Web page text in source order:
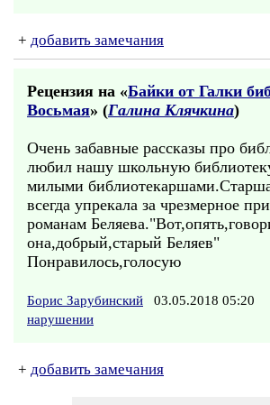
+ добавить замечания
Рецензия на «Байки от Галки
Восьмая» (Галина Клячкина)
Очень забавные рассказы про
любил нашу школьную
милыми
всегда упрекала за чрезмерное
романам
она,добрый,старый Беляев"
Понравилось,голосую
Борис Зарубинский 03.05.2018 05:20
нарушении
+ добавить замечания